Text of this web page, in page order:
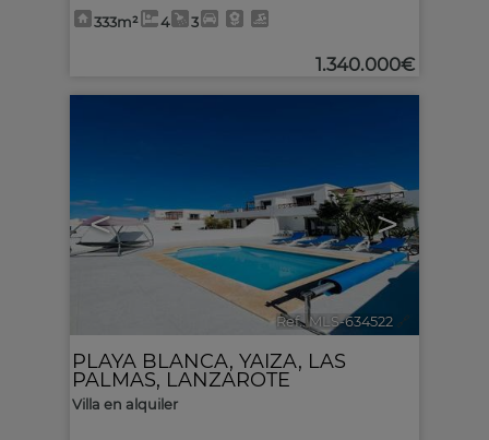
333m² 4 3
1.340.000€
< >
Ref.. MLS-634522 🔗
PLAYA BLANCA, YAIZA, LAS
PALMAS, LANZAROTE
Villa en alquiler